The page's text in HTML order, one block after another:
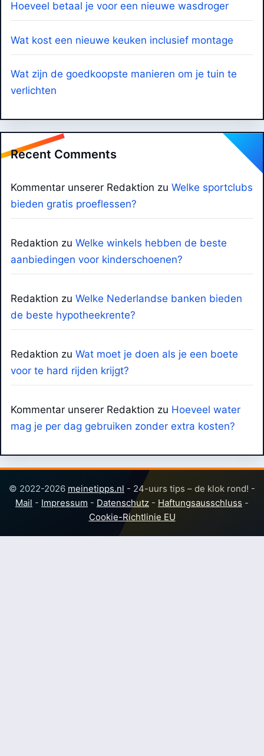
Hoeveel betaal je voor een nieuwe wasdroger
Wat kost een nieuwe keuken inclusief montage
Wat zijn de goedkoopste manieren om je tuin te
verlichten
Recent Comments
Kommentar unserer Redaktion zu Welke sportclubs
bieden gratis proeflessen?
Redaktion zu Welke winkels hebben de beste
aanbiedingen voor kinderschoenen?
Redaktion zu Welke Nederlandse banken bieden
de beste hypotheekrente?
Redaktion zu Wat moet je doen als je een boete
voor te hard rijden krijgt?
Kommentar unserer Redaktion zu Hoeveel water
mag je per dag gebruiken zonder extra kosten?
© 2022-2026 meinetipps.nl - 24-uurs tips – de klok rond! -
Mail - Impressum - Datenschutz - Haftungsausschluss -
Cookie-Richtlinie EU